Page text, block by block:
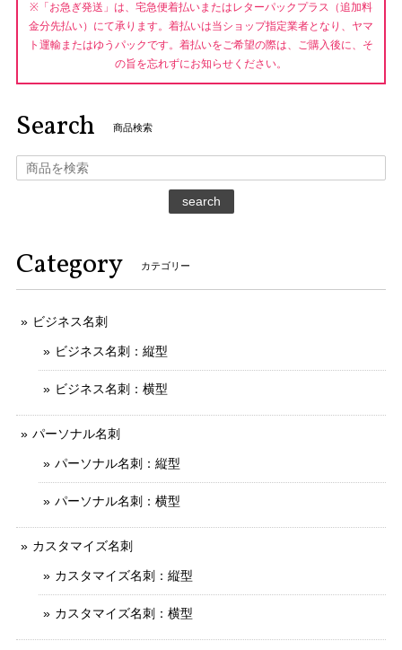
※「お急ぎ発送」は、宅急便着払いまたはレターパックプラス（追加料
金分先払い）にて承ります。着払いは当ショップ指定業者となり、ヤマ
ト運輸またはゆうパックです。着払いをご希望の際は、ご購入後に、そ
の旨を忘れずにお知らせください。
Search 商品検索
search
Category カテゴリー
ビジネス名刺
ビジネス名刺：縦型
ビジネス名刺：横型
パーソナル名刺
パーソナル名刺：縦型
パーソナル名刺：横型
カスタマイズ名刺
カスタマイズ名刺：縦型
カスタマイズ名刺：横型